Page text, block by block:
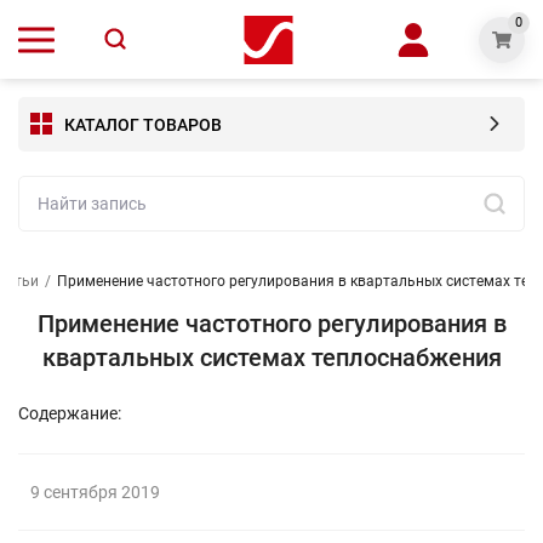
0
КАТАЛОГ ТОВАРОВ
/ Применение частотного регулирования в квартальных системах
Применение частотного регулирования в
квартальных системах теплоснабжения
Содержание:
9 сентября 2019